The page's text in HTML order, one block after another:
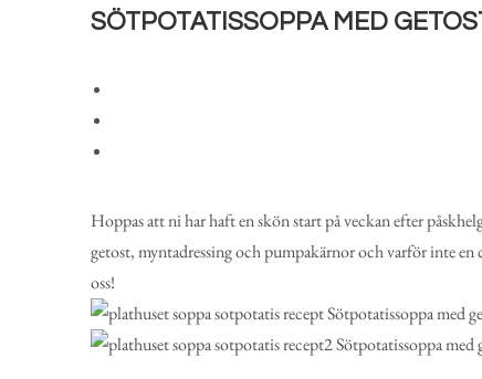
SÖTPOTATISSOPPA MED
Hoppas att ni har haft en skön start på veckan efter
getost, myntadressing och pumpakärnor och varför inte
oss!